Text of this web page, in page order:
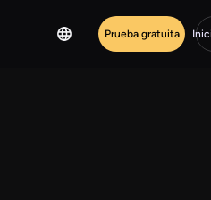
Prueba gratuita